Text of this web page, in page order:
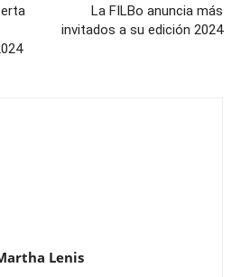
La FILBo anuncia más
invitados a su edición 2024
Lenis